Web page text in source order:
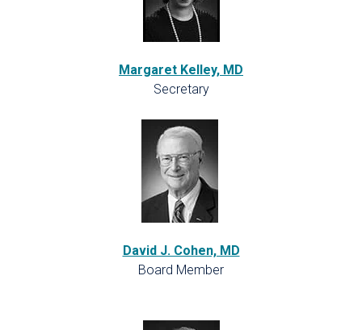
Margaret Kelley, MD
Secretary
David J. Cohen, MD
Board Member